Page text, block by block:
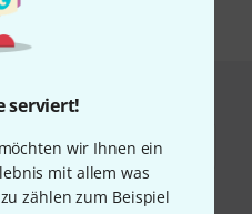
serviert!
wir Ihnen ein
mit allem was
zählen zum Beispiel